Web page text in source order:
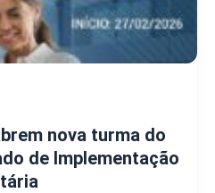
nova turma do
de Implementação